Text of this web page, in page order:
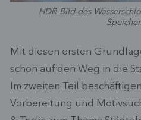
HDR-Bild des
Mit diesen ersten
schon auf den Weg in die
Im zweiten Teil
Vorbereitung und